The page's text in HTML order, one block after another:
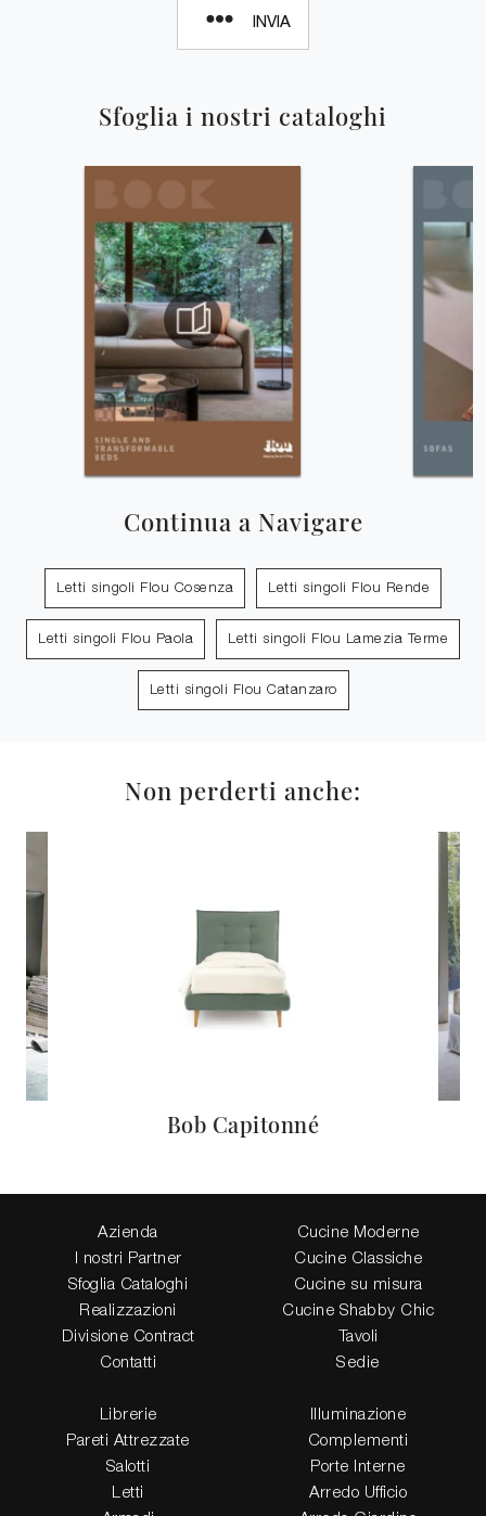
Sfoglia i nostri cataloghi
Continua a Navigare
Letti singoli Flou Cosenza Letti singoli Flou Rende
Letti singoli Flou Paola Letti singoli Flou Lamezia Terme
Letti singoli Flou Catanzaro
INVIA
Non perderti anche:
Bob Capitonné
Azienda
I nostri Partner
Sfoglia Cataloghi
Realizzazioni
Divisione Contract
Contatti
Cucine Moderne
Cucine Classiche
Cucine su misura
Cucine Shabby Chic
Tavoli
Sedie
Librerie
Pareti Attrezzate
Salotti
Letti
Illuminazione
Complementi
Porte Interne
Arredo Ufficio